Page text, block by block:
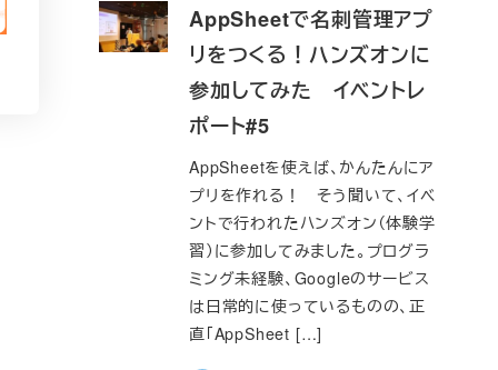
AppSheetで名刺管理アプ
リをつくる！ハンズオンに
参加してみた イベントレ
ポート#5
AppSheetを使えば、かんたんにア
プリを作れる！ そう聞いて、イベ
ントで行われたハンズオン（体験学
習）に参加してみました。プログラ
ミング未経験、Googleのサービス
は日常的に使っているものの、正
直「AppSheet […]